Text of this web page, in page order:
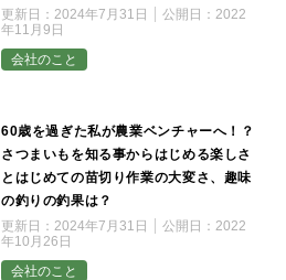
更新日： 2024年7月31日 公開日： 2022
年11月9日
会社のこと
60歳を過ぎた私が農業ベンチャーへ！？
さつまいもを知る事からはじめる楽しさ
とはじめての苗切り作業の大変さ、趣味
の釣りの釣果は？
更新日： 2024年7月31日 公開日： 2022
年10月26日
会社のこと